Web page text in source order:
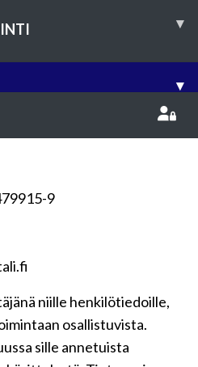
▾
▾
9
niille henkilötiedoille,
osallistuvista.
sille annetuista